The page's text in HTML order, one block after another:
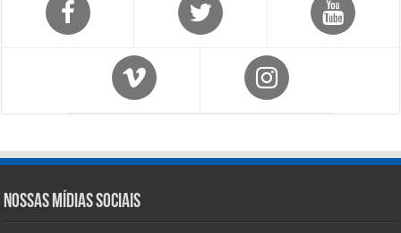
Nossas Mídias Sociais